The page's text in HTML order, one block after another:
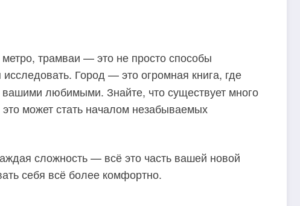
трамваи — это не просто способы
Город — это огромная книга, где
любимыми. Знайте, что существует много
может стать началом незабываемых
сложность — всё это часть вашей новой
себя всё более комфортно.